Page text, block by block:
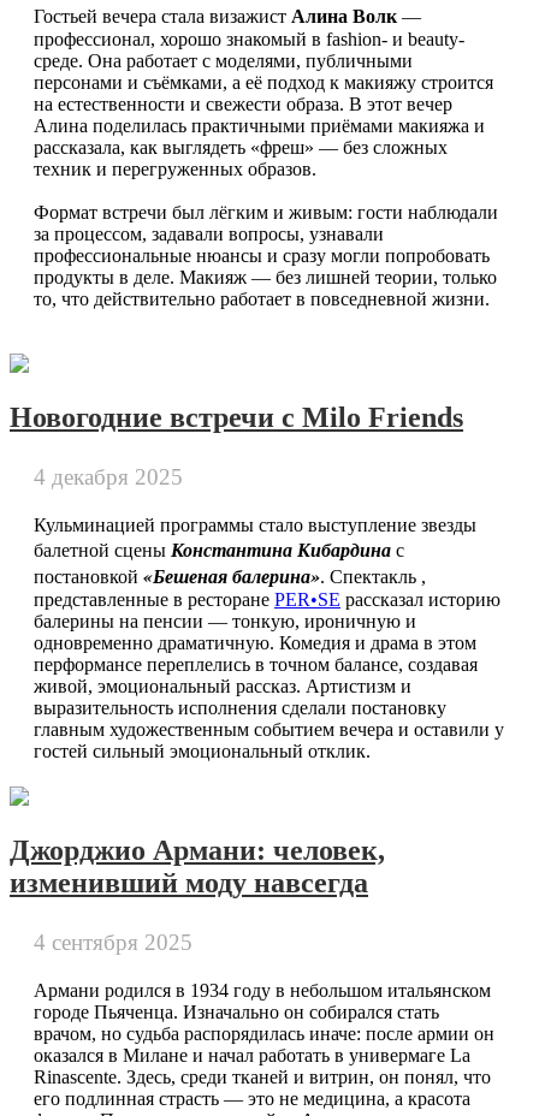
Гостьей вечера стала визажист Алина Волк —
профессионал, хорошо знакомый в fashion- и beauty-
среде. Она работает с моделями, публичными
персонами и съёмками, а её подход к макияжу строится
на естественности и свежести образа. В этот вечер
Алина поделилась практичными приёмами макияжа и
рассказала, как выглядеть «фреш» — без сложных
техник и перегруженных образов.
Формат встречи был лёгким и живым: гости наблюдали
за процессом, задавали вопросы, узнавали
профессиональные нюансы и сразу могли попробовать
продукты в деле. Макияж — без лишней теории, только
то, что действительно работает в повседневной жизни.
Новогодние встречи с Milo Friends
4 декабря 2025
Кульминацией программы стало выступление звезды
балетной сцены Константина Кибардина с
постановкой «Бешеная балерина». Спектакль ,
представленные в ресторане PER•SE рассказал историю
балерины на пенсии — тонкую, ироничную и
одновременно драматичную. Комедия и драма в этом
перформансе переплелись в точном балансе, создавая
живой, эмоциональный рассказ. Артистизм и
выразительность исполнения сделали постановку
главным художественным событием вечера и оставили у
гостей сильный эмоциональный отклик.
Джорджио Армани: человек,
изменивший моду навсегда
4 сентября 2025
Армани родился в 1934 году в небольшом итальянском
городе Пьяченца. Изначально он собирался стать
врачом, но судьба распорядилась иначе: после армии он
оказался в Милане и начал работать в универмаге La
Rinascente. Здесь, среди тканей и витрин, он понял, что
его подлинная страсть — это не медицина, а красота